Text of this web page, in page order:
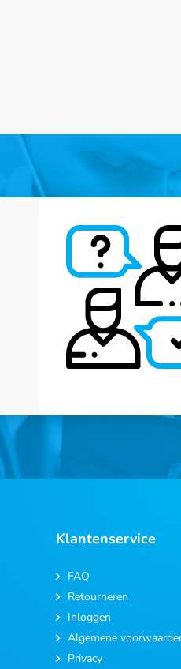
Klantenservice
FAQ
Retourneren
Inloggen
Algemene
Privacy